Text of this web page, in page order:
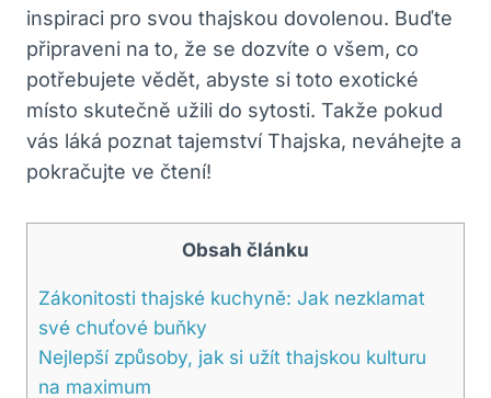
inspiraci pro svou thajskou dovolenou. Buďte
připraveni na to, že se dozvíte o všem, co
potřebujete vědět, abyste si toto exotické
místo skutečně užili do sytosti. Takže pokud
vás láká poznat tajemství Thajska, neváhejte a
pokračujte ve čtení!
Obsah článku
Zákonitosti thajské kuchyně: Jak nezklamat
své chuťové buňky
Nejlepší způsoby, jak si užít thajskou kulturu
na maximum